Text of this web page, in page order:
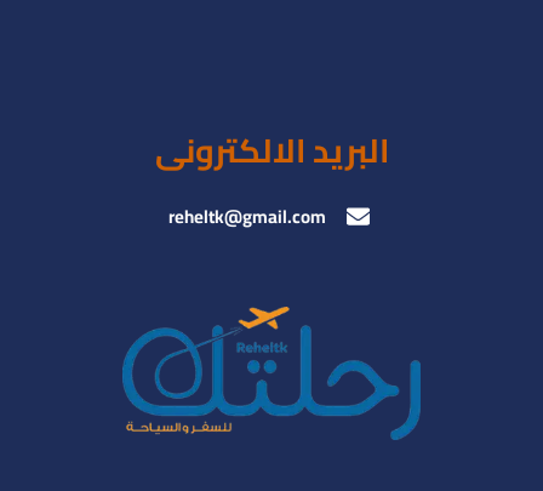
البريد الالكترونى
reheltk@gmail.com